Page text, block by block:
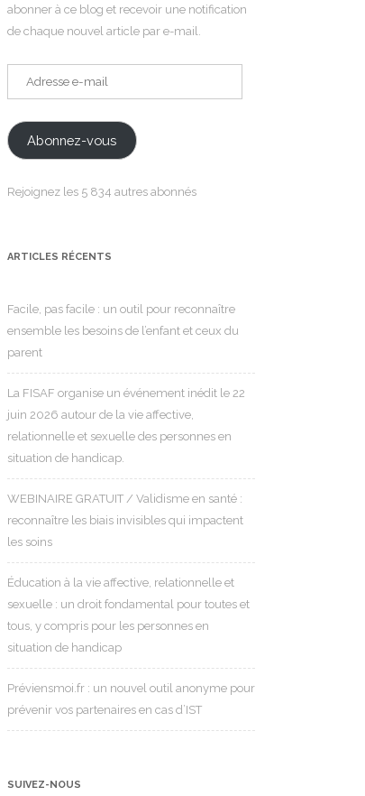
abonner à ce blog et recevoir une notification
de chaque nouvel article par e-mail.
Adresse
e-
Abonnez-vous
Rejoignez les 5 834 autres abonnés
ARTICLES RÉCENTS
Facile, pas facile : un outil pour reconnaître
ensemble les besoins de l’enfant et ceux du
parent
La FISAF organise un événement inédit le 22
juin 2026 autour de la vie affective,
relationnelle et sexuelle des personnes en
situation de handicap.
WEBINAIRE GRATUIT / Validisme en santé :
reconnaître les biais invisibles qui impactent
les soins
Éducation à la vie affective, relationnelle et
sexuelle : un droit fondamental pour toutes et
tous, y compris pour les personnes en
situation de handicap
Préviensmoi.fr : un nouvel outil anonyme pour
prévenir vos partenaires en cas d’IST
SUIVEZ-NOUS